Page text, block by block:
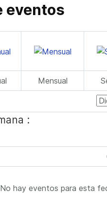
eventos
Mensual
:
No hay eventos para esta